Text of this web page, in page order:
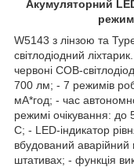
Акумуляторний
W5143 з лінзою та
світлодіодний
червоні COB-
700 лм; - 7 режимів
мА*год; - час
режимі очікування:
C; - LED-індикатор
вбудований аварійний
штативах; - функція